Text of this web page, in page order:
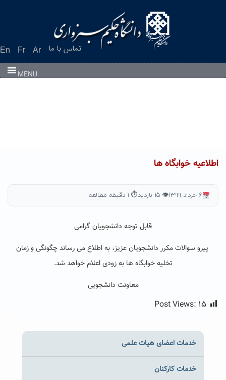
En Fr Ar تماس با ما
MENU
اطلاعیه خوابگاه ها
۶ خرداد ۱۳۹۹ 👁 ۱۵ بازدید ⏱ ۱ دقیقه مطالعه
قابل توجه دانشجویان گرامی
پیرو سوالات مکرر دانشجویان عزیز، به اطلاع می رساند چگونگی و زمان
تخلیه خوابگاه ها به زودی اعلام خواهد شد.
معاونت دانشجویی
Post Views: ۱۵
خدمات اعضای هیات علمی
خدمات کارکنان